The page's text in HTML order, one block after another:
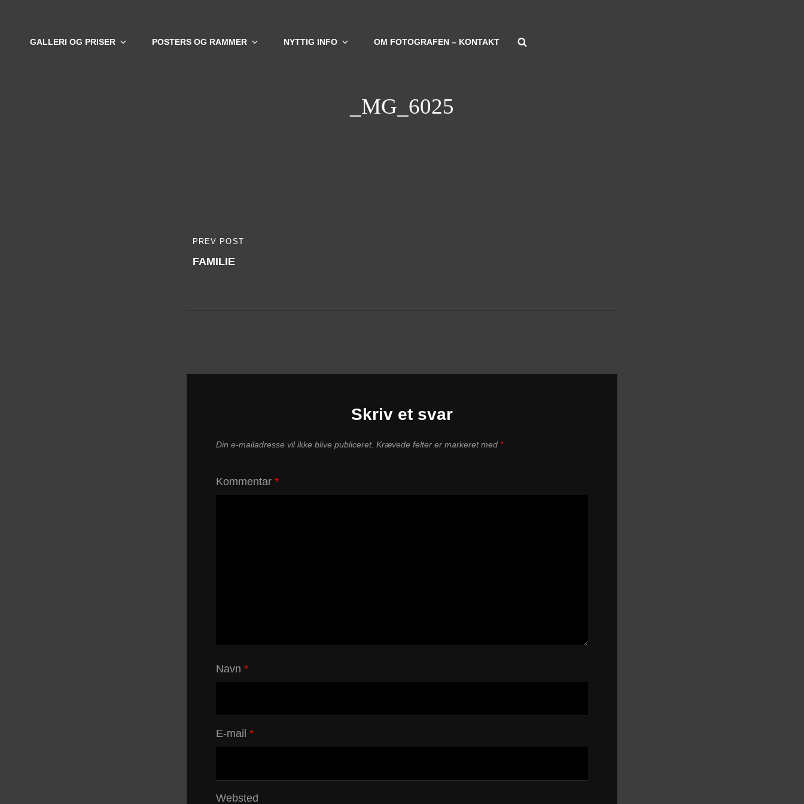
GALLERI OG PRISER POSTERS OG RAMMER NYTTIG INFO OM FOTOGRAFEN – KONTAKT
_MG_6025
Indlægsnavigation
PREVIOUS
POST
PREV POST
FAMILIE
Skriv et svar
Din e-mailadresse vil ikke blive publiceret. Krævede felter er markeret med *
Kommentar *
Navn *
E-mail *
Websted